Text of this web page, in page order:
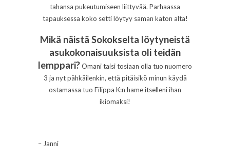
tahansa pukeutumiseen liittyvää. Parhaassa
tapauksessa koko setti löytyy saman katon alta!
Mikä näistä Sokokselta löytyneistä
asukokonaisuuksista oli teidän
lemppari?Omani taisi tosiaan olla tuo nuomero
3 ja nyt pähkäilenkin, että pitäisikö minun käydä
ostamassa tuo Filippa K:n hame itselleni ihan
ikiomaksi!
– Janni